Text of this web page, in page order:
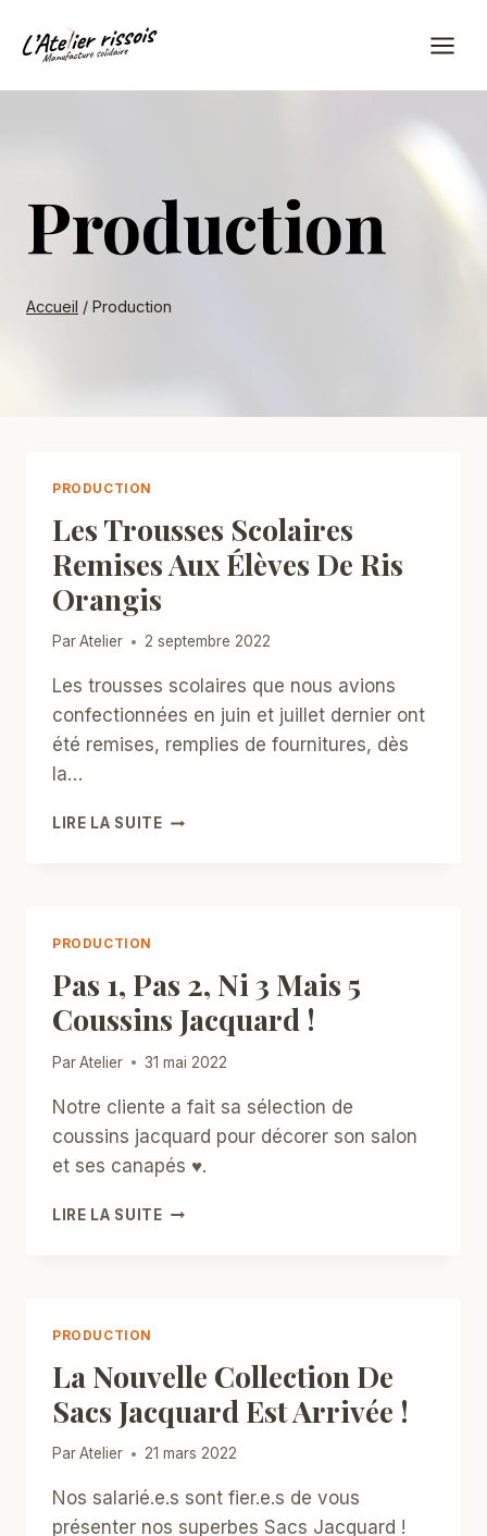
Production
Accueil / Production
PRODUCTION
Les Trousses Scolaires
Remises Aux Élèves De Ris
Orangis
ParAtelier 2 septembre 2022
Les trousses scolaires que nous avions
confectionnées en juin et juillet dernier ont
été remises, remplies de fournitures, dès
la…
LIRE LA SUITELES
RIS
ORANGIS
PRODUCTION
Pas 1, Pas 2, Ni 3 Mais 5
Coussins Jacquard !
ParAtelier 31 mai 2022
Notre cliente a fait sa sélection de
coussins jacquard pour décorer son salon
et ses canapés ♥.
LIRE LA SUITEPAS
5
COUSSINS
JACQUARD
PRODUCTION
La Nouvelle Collection De
Sacs Jacquard Est Arrivée !
ParAtelier 21 mars 2022
Nos salarié.e.s sont fier.e.s de vous
présenter nos superbes Sacs Jacquard !